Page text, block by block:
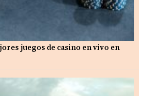
juegos de casino en vivo en